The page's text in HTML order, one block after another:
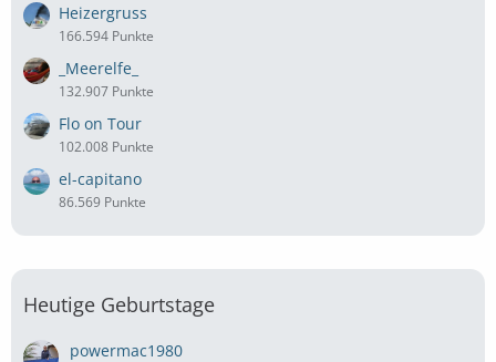
Heizergruss
166.594 Punkte
_Meerelfe_
132.907 Punkte
Flo on Tour
102.008 Punkte
el-capitano
86.569 Punkte
Heutige Geburtstage
powermac1980